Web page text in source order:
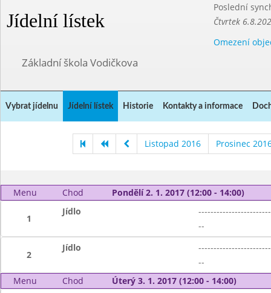
Jídelní lístek
Poslední
Čtvrtek
Omezení
Základní škola Vodičkova
Vybrat jídelnu Jídelní lístek Historie Kontakty a informace
Listopad 2016 Prosinec
Menu Chod Pondělí 2. 1. 2017 (12:00 - 14:00)
1
Jídlo
--
2
Jídlo
--
Menu
Chod Úterý 3. 1. 2017 (12:00 - 14:00)